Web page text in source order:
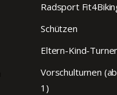
Radsport
Schützen
Eltern-Kind-
Vorschulturnen
1)